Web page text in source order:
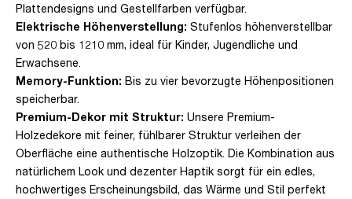
Plattendesigns und Gestellfarben verfügbar.
Elektrische Höhenverstellung: Stufenlos höhenverstellbar
von 520 bis 1210 mm, ideal für Kinder, Jugendliche und
Erwachsene.
Memory-Funktion: Bis zu vier bevorzugte Höhenpositionen
speicherbar.
Premium-Dekor mit Struktur: Unsere Premium-
Holzedekore mit feiner, fühlbarer Struktur verleihen der
Oberfläche eine authentische Holzoptik. Die Kombination aus
natürlichem Look und dezenter Haptik sorgt für ein edles,
hochwertiges Erscheinungsbild, das Wärme und Stil perfekt